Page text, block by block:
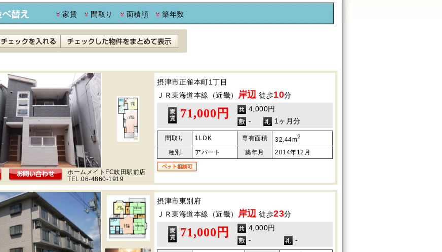
家賃 間取り 面積順 築年数
摂津市正雀本町1丁目
ＪＲ東海道本線（近畿） 岸辺 徒歩10分
71,000円
4,000円
-
1ヶ月分
間取り 1LDK 専有面積 32.44m2
種別 アパート 築年月 2014年12月
ホームメイトFC吹田駅前店
TEL.06-4860-1919
摂津市東別府
ＪＲ東海道本線（近畿） 岸辺 徒歩23分
71,000円
4,000円
-
-